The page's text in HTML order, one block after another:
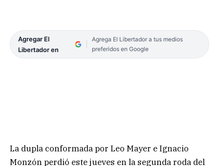
Agregar El
Libertador en
Agrega El Libertador a tus medios
preferidos en Google
La dupla conformada por Leo Mayer e Ignacio
Monzón perdió este jueves en la segunda roda del